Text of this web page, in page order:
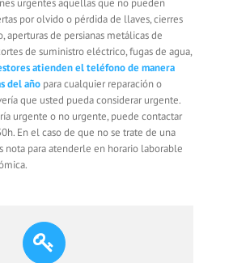
urgentes aquellas que no pueden
por olvido o pérdida de llaves, cierres
aperturas de persianas metálicas de
de suministro eléctrico, fugas de agua,
atienden el teléfono de manera
del año para cualquier reparación o
que usted pueda considerar urgente.
urgente o no urgente, puede contactar
En el caso de que no se trate de una
nota para atenderle en horario laborable